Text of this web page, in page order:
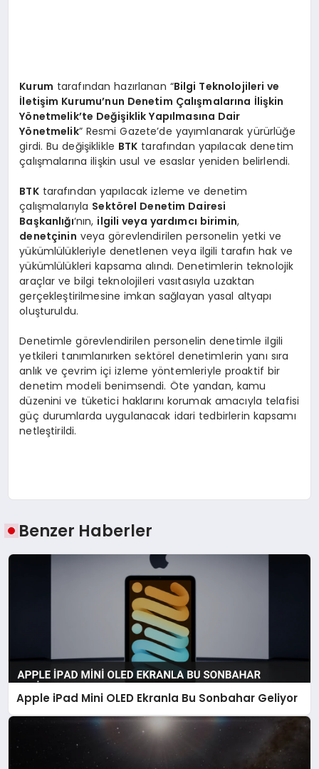
Kurum tarafından hazırlanan “Bilgi Teknolojileri ve
İletişim Kurumu’nun Denetim Çalışmalarına İlişkin
Yönetmelik’te Değişiklik Yapılmasına Dair
Yönetmelik” Resmi Gazete’de yayımlanarak yürürlüğe
girdi. Bu değişiklikle BTK tarafından yapılacak denetim
çalışmalarına ilişkin usul ve esaslar yeniden belirlendi.
BTKtarafından yapılacak izleme ve denetim
çalışmalarıyla Sektörel Denetim Dairesi
Başkanlığı‘nın, ilgili veya yardımcı birimin,
denetçinin veya görevlendirilen personelin yetki ve
yükümlülükleriyle denetlenen veya ilgili tarafın hak ve
yükümlülükleri kapsama alındı. Denetimlerin teknolojik
araçlar ve bilgi teknolojileri vasıtasıyla uzaktan
gerçekleştirilmesine imkan sağlayan yasal altyapı
oluşturuldu.
Denetimle görevlendirilen personelin denetimle ilgili
yetkileri tanımlanırken sektörel denetimlerin yanı sıra
anlık ve çevrim içi izleme yöntemleriyle proaktif bir
denetim modeli benimsendi. Öte yandan, kamu
düzenini ve tüketici haklarını korumak amacıyla telafisi
güç durumlarda uygulanacak idari tedbirlerin kapsamı
netleştirildi.
Benzer Haberler
Apple iPad Mini OLED Ekranla Bu Sonbahar Geliyor